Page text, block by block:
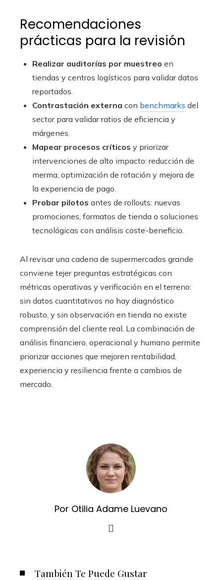
Recomendaciones
prácticas para la revisión
Realizar auditorías por muestreo en
tiendas y centros logísticos para validar datos
reportados.
Contrastación externa con benchmarks del
sector para validar ratios de eficiencia y
márgenes.
Mapear procesos críticos y priorizar
intervenciones de alto impacto: reducción de
merma, optimización de rotación y mejora de
la experiencia de pago.
Probar pilotos antes de rollouts: nuevas
promociones, formatos de tienda o soluciones
tecnológicas con análisis coste-beneficio.
Al revisar una cadena de supermercados grande
conviene tejer preguntas estratégicas con
métricas operativas y verificación en el terreno:
sin datos cuantitativos no hay diagnóstico
robusto, y sin observación en tienda no existe
comprensión del cliente real. La combinación de
análisis financiero, operacional y humano permite
priorizar acciones que mejoren rentabilidad,
experiencia y resiliencia frente a cambios de
mercado.
Por Otilia Adame Luevano
También Te Puede Gustar